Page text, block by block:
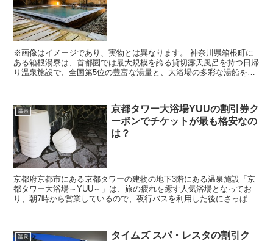
※画像はイメージであり、実物とは異なります。 神奈川県箱根町に
ある箱根湯寮は、首都圏では最大規模を誇る貸切露天風呂を持つ日帰
り温泉施設で、全国第5位の豊富な湯量と、大浴場の多彩な湯船を楽
温泉
京都タワー大浴場YUUの割引券ク
ーポンでチケットが最も格安なの
は？
京都府京都市にある京都タワーの建物の地下3階にある温泉施設「京
都タワー大浴場～YUU～」は、旅の疲れを癒す人気浴場となってお
り、朝7時から営業しているので、夜行バスを利用した後にさっぱり
温泉
タイムズ スパ・レスタの割引ク